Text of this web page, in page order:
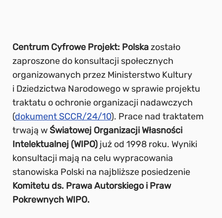
Centrum Cyfrowe Projekt: Polskazostało
zaproszone do konsultacji społecznych
organizowanych przez Ministerstwo Kultury
i Dziedzictwa Narodowego w sprawie projektu
traktatu o ochronie organizacji nadawczych
(dokument SCCR/24/10). Prace nad traktatem
trwają wŚwiatowej Organizacji Własności
Intelektualnej (WIPO) już od 1998 roku. Wyniki
konsultacji mają na celu wypracowania
stanowiska Polski na najbliższe posiedzenie
Komitetu ds. Prawa Autorskiego i Praw
Pokrewnych WIPO.